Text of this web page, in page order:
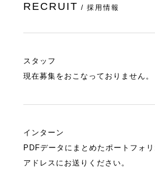
RECRUIT / 採用情報
スタッフ
現在募集をおこなっておりません。
インターン
PDFデータにまとめたポートフォ
アドレスにお送りください。